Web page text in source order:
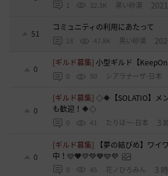
1 32.3K 黒い砂漠
51
コミュニティの利用にあたって
18 47.8K 黒い砂漠
0
[ギルド募集]小型ギルド【
0 50 シアラナーザ-日本
0
[ギルド募集]◇🔶【SOLATIO】メ
も歓迎！🔶◇
0 41 たりほー-日本 3
0
[ギルド募集]
【夢の結びめ】ワイ
中！🩷🧡💛💚💙🩵💜
0 45 花ノひろみん 3